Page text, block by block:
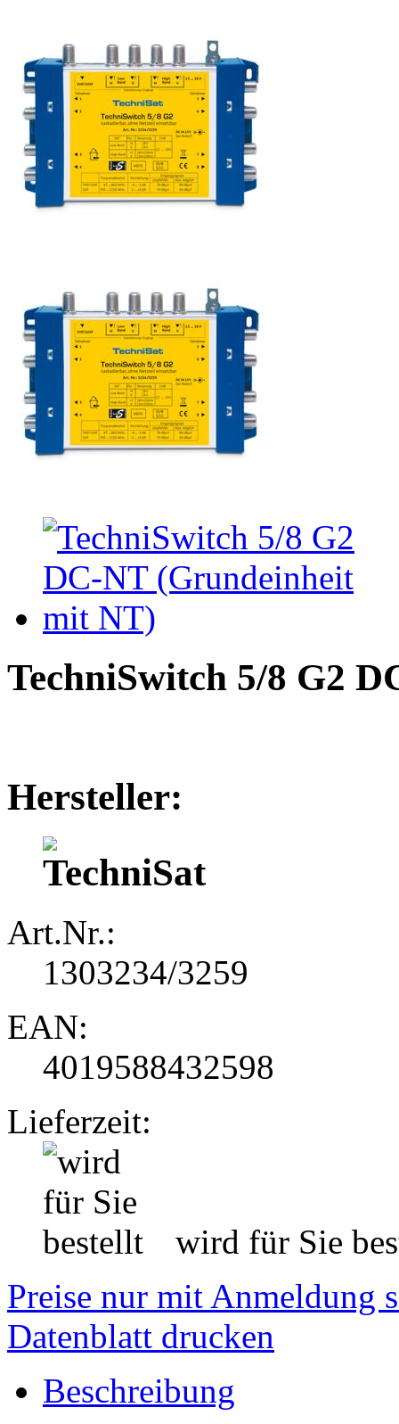
TechniSwitch 5/8 G2
Hersteller:
Art.Nr.:
1303234/3259
EAN:
4019588432598
Lieferzeit:
wird für Sie
Preise nur mit Anmeldung
Datenblatt drucken
Beschreibung